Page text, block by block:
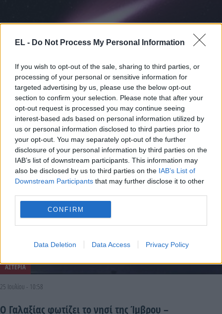
EL - Do Not Process My Personal Information
If you wish to opt-out of the sale, sharing to third parties, or
processing of your personal or sensitive information for
targeted advertising by us, please use the below opt-out
section to confirm your selection. Please note that after your
opt-out request is processed you may continue seeing
interest-based ads based on personal information utilized by
us or personal information disclosed to third parties prior to
your opt-out. You may separately opt-out of the further
disclosure of your personal information by third parties on the
IAB’s list of downstream participants. This information may
also be disclosed by us to third parties on the IAB’s List of
Downstream Participants that may further disclose it to other
CONFIRM
Data Deletion Data Access Privacy Policy
ΓΑΛΑΞΙΑΣ
29 Ιουλίου - 07:35
Νέα σοκαριστική αποκάλυψη για το «ουράνιο
σώμα» που διασχίζει το ηλιακό μας σύστημα
ΑΣΤΕΡΙΑ
25 Ιουλίου - 10:58
Ο Γαλαξίας φωτίζει το νησί της Ίμβρου –